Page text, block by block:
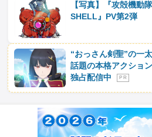
【写真】『攻殻機動
SHELL』PV第2弾
“おっさん剣聖”の一
話題の本格アクショ
独占配信中
P R